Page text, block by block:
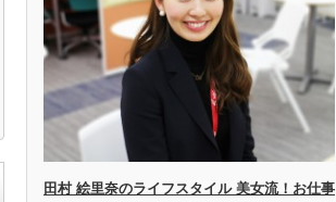
田村 絵里奈のライフスタイル 美女流！お仕事